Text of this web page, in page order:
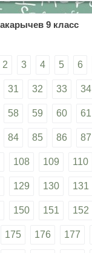
9 класс
2 3 4 5 6
31 32 33 34
58 59 60 61
84 85 86 87
108 109 110
129 130 131
150 151 152
175 176 177